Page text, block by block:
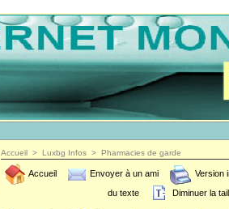
Accueil > Luxbg Infos > Pharmacies de garde
Accueil Envoyer à un ami Version
du texte
Diminuer la